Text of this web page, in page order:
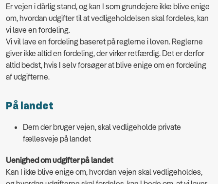
Er vejen i dårlig stand, og kan I som grundejere ikke blive enige
om, hvordan udgifter til at vedligeholdelsen skal fordeles, kan
vi lave en fordeling.
Vi vil lave en fordeling baseret på reglerne i loven. Reglerne
giver ikke altid en fordeling, der virker retfærdig. Det er derfor
altid bedst, hvis I selv forsøger at blive enige om en fordeling
af udgifterne.
På landet
Dem der bruger vejen, skal vedligeholde private
fællesveje på landet
Uenighed om udgifter på landet
Kan I ikke blive enige om, hvordan vejen skal vedligeholdes,